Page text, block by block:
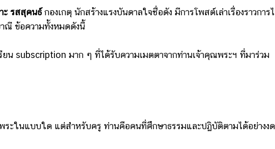
ะ รสสุคนธ์กองเกตุ นักสร้างแรงบันดาลใจชื่อดัง มีการโพสต์เล่าเรื่องราวการ
ณี ข้อความทั้งหมดดังนี้
มาก ๆ ที่ได้รับความเมตตาจากท่านเจ้าคุณพระฯ ที่มาร่วม
นแบบใด แต่สำหรับครู ท่านคือคนที่ศึกษาธรรมและปฏิบัติตามได้อย่างงด